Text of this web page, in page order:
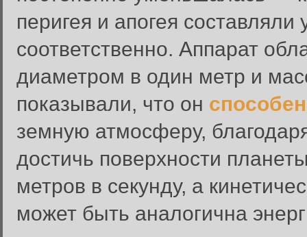
перигея и апогея
соответственно. Аппарат
диаметром в один метр и
показывали, что он способен
земную атмосферу,
достичь поверхности
метров в секунду, а
может быть аналогична